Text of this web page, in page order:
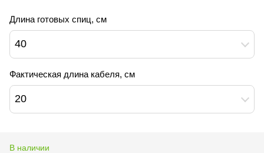
Длина готовых спиц, см
40
Фактическая длина кабеля, см
20
В наличии